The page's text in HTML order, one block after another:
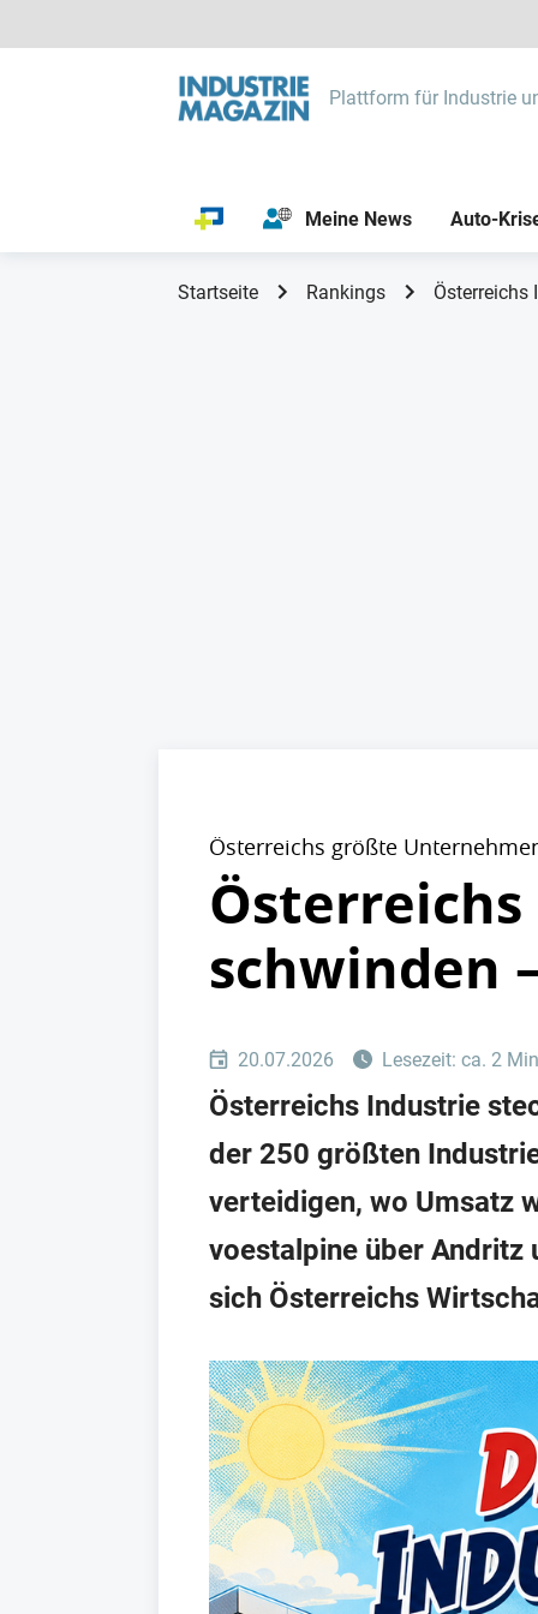
Plattform für Industrie
Meine News Auto-
Startseite Rankings Österreichs
Österreichs größte
schwinden
20.07.2026 Lesezeit: ca. 2
Österreichs Industrie
der 250 größten
verteidigen, wo Umsatz
voestalpine über Andritz
sich Österreichs